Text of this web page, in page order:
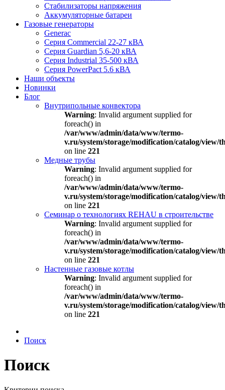
Стабилизаторы напряжения
Аккумуляторные батареи
Газовые генераторы
Generac
Серия Commercial 22-27 кВА
Серия Guardian 5,6-20 кВА
Серия Industrial 35-500 кВА
Серия PowerPact 5.6 кВА
Наши объекты
Новинки
Блог
Внутрипольные конвектора
Warning: Invalid argument supplied for
foreach() in
/var/www/admin/data/www/termo-
v.ru/system/storage/modification/catalog/view/
on line 221
Медные трубы
Warning: Invalid argument supplied for
foreach() in
/var/www/admin/data/www/termo-
v.ru/system/storage/modification/catalog/view/
on line 221
Семинар о технологиях REHAU в строительстве
Warning: Invalid argument supplied for
foreach() in
/var/www/admin/data/www/termo-
v.ru/system/storage/modification/catalog/view/
on line 221
Настенные газовые котлы
Warning: Invalid argument supplied for
foreach() in
/var/www/admin/data/www/termo-
v.ru/system/storage/modification/catalog/view/
on line 221
Поиск
Поиск